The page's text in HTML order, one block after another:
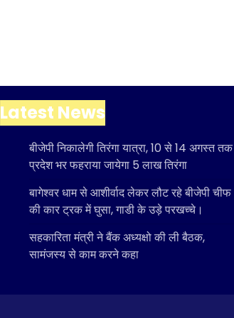
Latest News
बीजेपी निकालेगी तिरंगा यात्रा, 10 से 14 अगस्त तक
प्रदेश भर फहराया जायेगा 5 लाख तिरंगा
बागेश्वर धाम से आशीर्वाद लेकर लौट रहे बीजेपी चीफ
की कार ट्रक में घुसा, गाडी के उड़े परखच्चे।
सहकारिता मंत्री ने बैंक अध्यक्षो की ली बैठक,
सामंजस्य से काम करने कहा